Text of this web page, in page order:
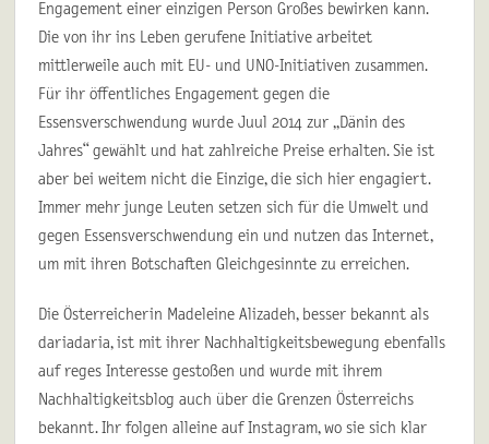
Engagement einer einzigen Person Großes bewirken kann.
Die von ihr ins Leben gerufene Initiative arbeitet
mittlerweile auch mit EU- und UNO-Initiativen zusammen.
Für ihr öffentliches Engagement gegen die
Essensverschwendung wurde Juul 2014 zur „Dänin des
Jahres“ gewählt und hat zahlreiche Preise erhalten. Sie ist
aber bei weitem nicht die Einzige, die sich hier engagiert.
Immer mehr junge Leuten setzen sich für die Umwelt und
gegen Essensverschwendung ein und nutzen das Internet,
um mit ihren Botschaften Gleichgesinnte zu erreichen.
Die Österreicherin Madeleine Alizadeh, besser bekannt als
dariadaria, ist mit ihrer Nachhaltigkeitsbewegung ebenfalls
auf reges Interesse gestoßen und wurde mit ihrem
Nachhaltigkeitsblog auch über die Grenzen Österreichs
bekannt. Ihr folgen alleine auf Instagram, wo sie sich klar